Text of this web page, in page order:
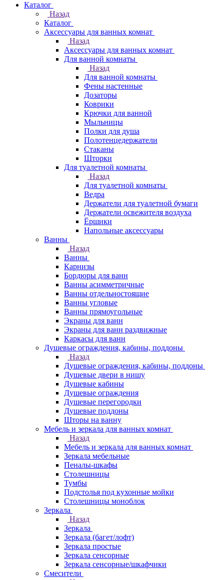
Каталог
Назад
Каталог
Аксессуары для ванных комнат
Назад
Аксессуары для ванных комнат
Для ванной комнаты
Назад
Для ванной комнаты
Фены настенные
Дозаторы
Коврики
Крючки для ванной
Мыльницы
Полки для душа
Полотенцедержатели
Стаканы
Шторки
Для туалетной комнаты
Назад
Для туалетной комнаты
Ведра
Держатели для туалетной бумаги
Держатели освежителя воздуха
Ёршики
Напольные аксессуары
Ванны
Назад
Ванны
Карнизы
Бордюры для ванн
Ванны асимметричные
Ванны отдельностоящие
Ванны угловые
Ванны прямоугольные
Экраны для ванн
Экраны для ванн раздвижные
Каркасы для ванн
Душевые ограждения, кабины, поддоны
Назад
Душевые ограждения, кабины, поддоны
Душевые двери в нишу
Душевые кабины
Душевые ограждения
Душевые перегородки
Душевые поддоны
Шторы на ванну
Мебель и зеркала для ванных комнат
Назад
Мебель и зеркала для ванных комнат
Зеркала мебельные
Пеналы-шкафы
Столешницы
Тумбы
Подстолья под кухонные мойки
Столешницы моноблок
Зеркала
Назад
Зеркала
Зеркала (багет/лофт)
Зеркала простые
Зеркала сенсорные
Зеркала сенсорные/шкафчики
Смесители